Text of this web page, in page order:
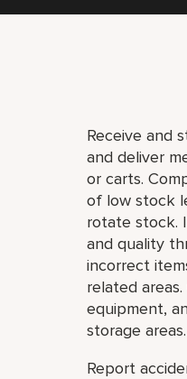
Receive and
and deliver
or carts.
of low stock
rotate stock.
and quality
incorrect
related
equipment,
storage areas.
Report